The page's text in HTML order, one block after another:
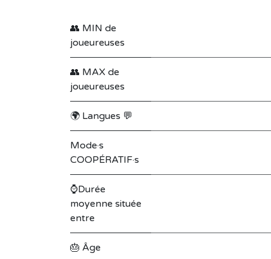
👥 MIN de
joueureuses
👥 MAX de
joueureuses
🌍 Langues 💬
Mode·s
COOPÉRATIF·s
⌚Durée
moyenne située
entre
🎂 Âge